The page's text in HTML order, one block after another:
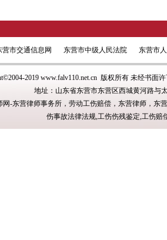
营市交通信息网 东营市中级人民法院 东营市
2019 www.falv110.net.cn版权所有 未经书面许
地址：山东省东营市东营区西城黄河路与
-东营律师事务所，劳动工伤赔偿，东营律师，
伤事故法律法规,工伤伤残鉴定,工伤赔